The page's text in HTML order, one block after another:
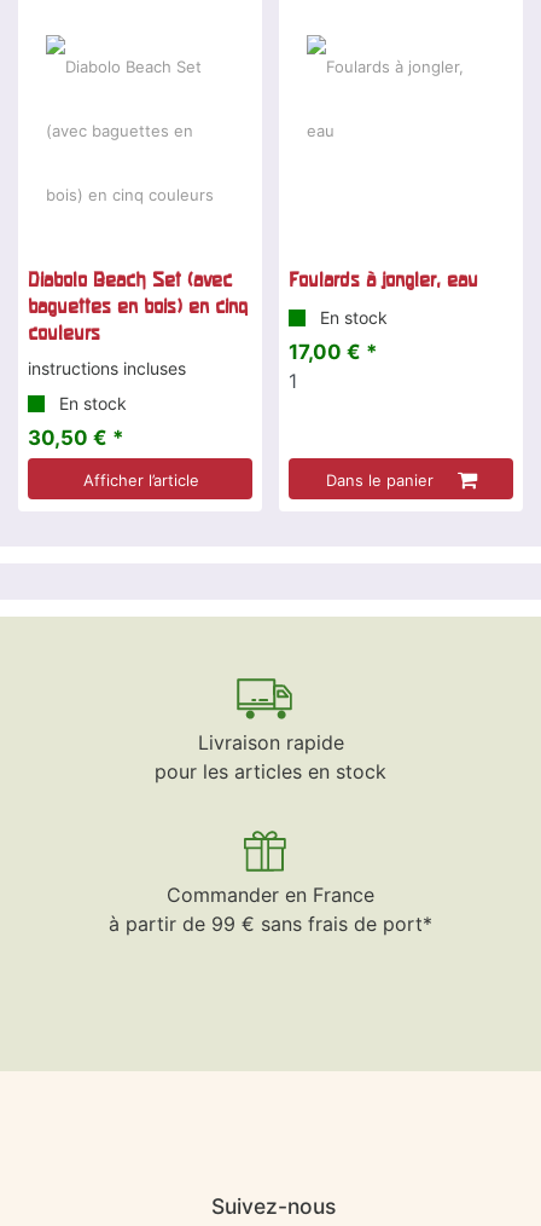
Diabolo Beach Set (avec
baguettes en bois) en cinq
couleurs
instructions incluses
En stock
30,50 € *
Afficher l’article
Foulards à jongler, eau
En stock
17,00 € *
1
Dans le panier
Livraison rapide
pour les articles en stock
Commander en France
à partir de 99 € sans frais de port*
Suivez-nous